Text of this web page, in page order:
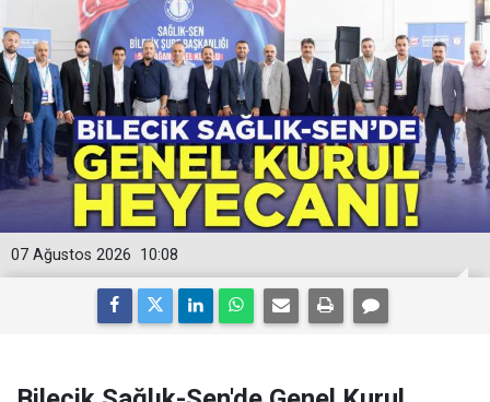
10:08
07 Ağustos 2026